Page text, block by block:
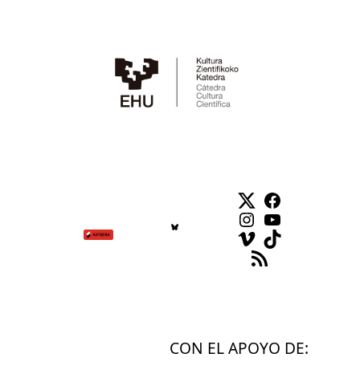
TwitterFacebook
Instagram
YouTube
VimeoTikTok
Feed RSS
CON EL APOYO DE: